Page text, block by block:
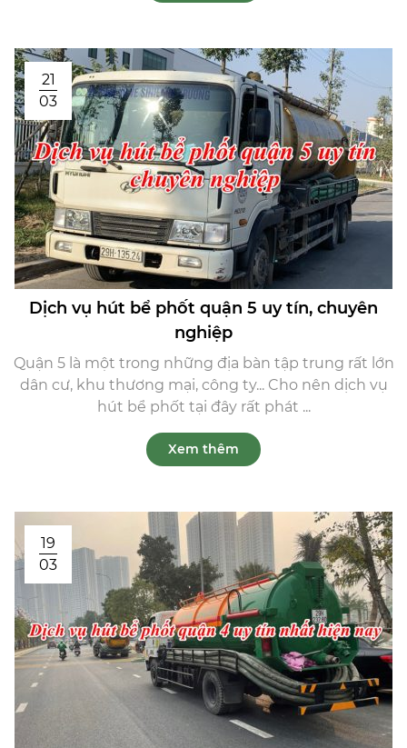
21
03
Dịch vụ hút bể phốt quận 5 uy tín, chuyên
nghiệp
Quận 5 là một trong những địa bàn tập trung rất lớn
dân cư, khu thương mại, công ty... Cho nên dịch vụ
hút bể phốt tại đây rất phát ...
Xem thêm
19
03